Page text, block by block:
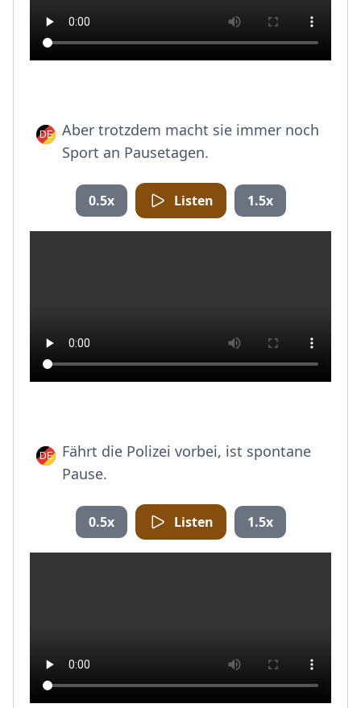
Aber trotzdem macht sie immer noch
Sport an Pausetagen.
0.5x Listen 1.5x
Fährt die Polizei vorbei, ist spontane
Pause.
0.5x Listen 1.5x